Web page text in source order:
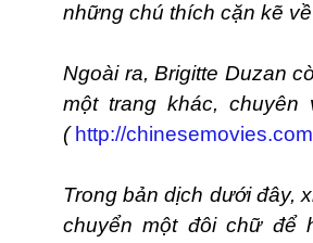
những chú thích cặn kẽ
Ngoài ra, Brigitte Duzan
một trang khác, chuyên
( http://
Trong bản dịch dưới đây,
chuyển một đôi chữ để